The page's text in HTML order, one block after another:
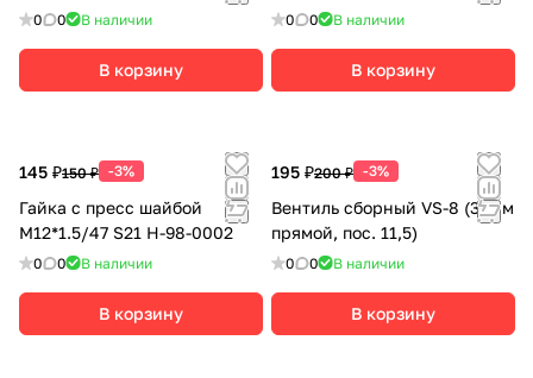
0 0 В наличии
В корзину
0 0 В наличии
В корзину
145 ₽150 ₽ -3%
Гайка с пресс шайбой
М12*1.5/47 S21 H-98-0002
0 0 В наличии
В корзину
195 ₽200 ₽ -3%
Вентиль сборный VS-8 (38мм
прямой, пос. 11,5)
0 0 В наличии
В корзину